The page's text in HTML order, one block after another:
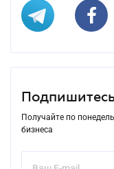
Получайте по
бизнеса